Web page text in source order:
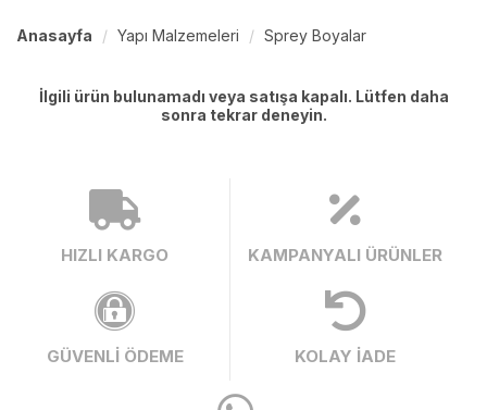
Anasayfa Yapı Malzemeleri Sprey Boyalar
İlgili ürün bulunamadı veya satışa kapalı. Lütfen daha
sonra tekrar deneyin.
HIZLI KARGO KAMPANYALI ÜRÜNLER
GÜVENLİ ÖDEME KOLAY İADE